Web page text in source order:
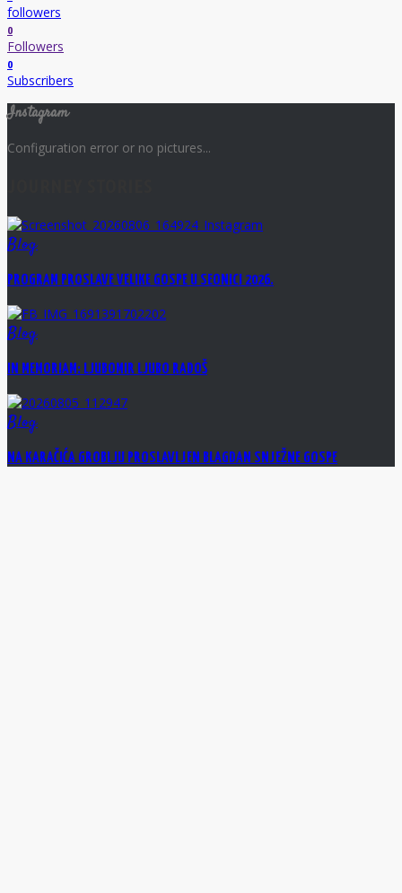
followers
0
Followers
0
Subscribers
Instagram
Configuration error or no pictures...
Blog
PROGRAM PROSLAVE VELIKE GOSPE U SEONICI 2026.
Blog
IN MEMORIAM: LJUBOMIR LJUBO RADOŠ
Blog
NA KARAČIĆA GROBLJU PROSLAVLJEN BLAGDAN SNJEŽNE GOSPE